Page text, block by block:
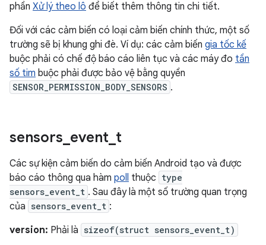
phần Xử lý theo lô để biết thêm thông tin chi tiết.
Đối với các cảm biến có loại cảm biến chính thức, một số
trường sẽ bị khung ghi đè. Ví dụ: các cảm biến gia tốc kế
buộc phải có chế độ báo cáo liên tục và các máy đo tần
số tim buộc phải được bảo vệ bằng quyền
SENSOR_PERMISSION_BODY_SENSORS .
sensors event t
Các sự kiện cảm biến do cảm biến Android tạo và được
báo cáo thông qua hàm poll thuộc type
sensors_event_t . Sau đây là một số trường quan trọng
của sensors_event_t :
version: Phải là sizeof(struct sensors_event_t)